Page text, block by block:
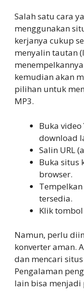
Salah satu cara
menggunakan
kerjanya cukup
menyalin tautan
kemudian akan
pilihan untuk
MP3.
Buka
download
Salin URL
Buka situs
browser.
tersedia.
Klik
Namun, perlu
konverter aman.
dan mencari
Pengalaman
lain bisa menjadi